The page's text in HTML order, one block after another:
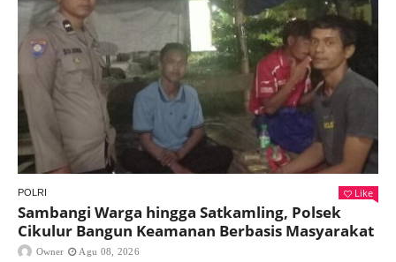
POLRI Like
Sambangi Warga hingga Satkamling, Polsek
Cikulur Bangun Keamanan Berbasis Masyarakat
Owner Agu 08, 2026